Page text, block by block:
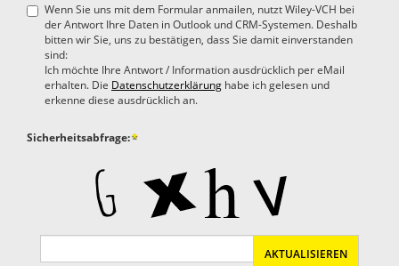
Wenn Sie uns mit dem Formular anmailen, nutzt Wiley-VCH bei
der Antwort Ihre Daten in Outlook und CRM-Systemen. Deshalb
bitten wir Sie, uns zu bestätigen, dass Sie damit einverstanden
sind:
Ich möchte Ihre Antwort / Information ausdrücklich per eMail
erhalten. Die Datenschutzerklärung habe ich gelesen und
erkenne diese ausdrücklich an.
Sicherheitsabfrage:*
AKTUALISIEREN